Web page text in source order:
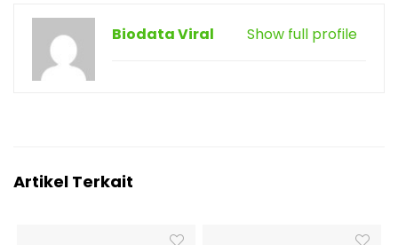
Show full profile
Biodata Viral
Artikel Terkait